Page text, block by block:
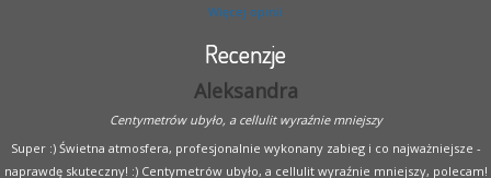
Więcej opinii
Recenzje
Aleksandra
Centymetrów ubyło, a cellulit wyraźnie mniejszy
Super :) Świetna atmosfera, profesjonalnie wykonany zabieg i co najważniejsze -
naprawdę skuteczny! :) Centymetrów ubyło, a cellulit wyraźnie mniejszy, polecam!